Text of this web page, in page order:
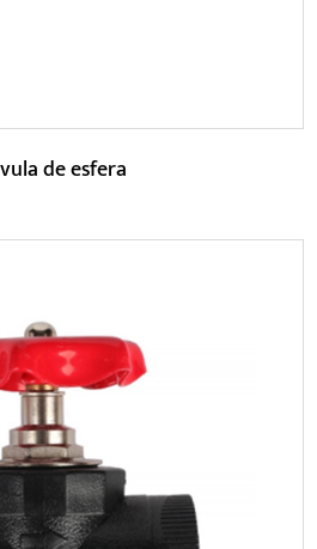
Parâmetros:
da válvula esférica incluem o
a esfera, a haste da vá...
de esfera